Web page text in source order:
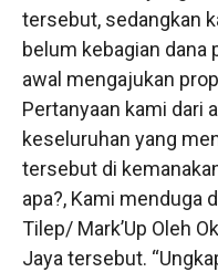
tersebut, sedangkan
belum kebagian dana
awal mengajukan
Pertanyaan kami dari
keseluruhan yang
tersebut di
apa?, Kami menduga
Tilep/ Mark’Up Oleh
Jaya tersebut.